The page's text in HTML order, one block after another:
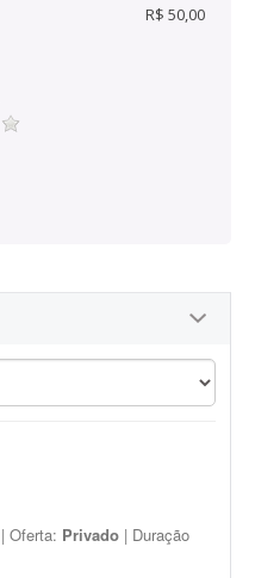
R$ 50,00
| Oferta: Privado | Duração